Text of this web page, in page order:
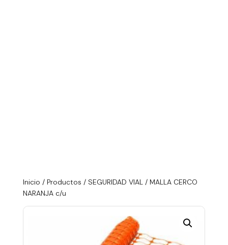
Inicio / Productos / SEGURIDAD VIAL/ MALLA CERCO
NARANJA c/u